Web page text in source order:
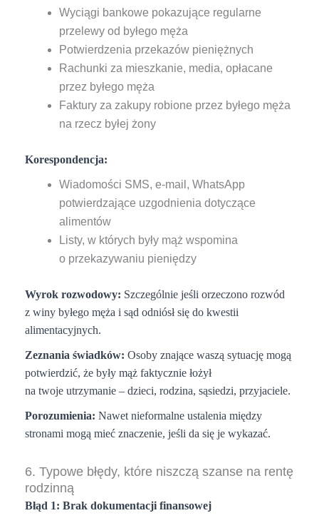
Wyciągi bankowe pokazujące regularne
przelewy od byłego męża
Potwierdzenia przekazów pieniężnych
Rachunki za mieszkanie, media, opłacane
przez byłego męża
Faktury za zakupy robione przez byłego męża
na rzecz byłej żony
Korespondencja:
Wiadomości SMS, e-mail, WhatsApp
potwierdzające uzgodnienia dotyczące
alimentów
Listy, w których były mąż wspomina
o przekazywaniu pieniędzy
Wyrok rozwodowy: Szczególnie jeśli orzeczono rozwód
z winy byłego męża i sąd odniósł się do kwestii
alimentacyjnych.
Zeznania świadków: Osoby znające waszą sytuację mogą
potwierdzić, że były mąż faktycznie łożył
na twoje utrzymanie – dzieci, rodzina, sąsiedzi, przyjaciele.
Porozumienia: Nawet nieformalne ustalenia między
stronami mogą mieć znaczenie, jeśli da się je wykazać.
6. Typowe błędy, które niszczą szanse na rentę
rodzinną
Błąd 1: Brak dokumentacji finansowej